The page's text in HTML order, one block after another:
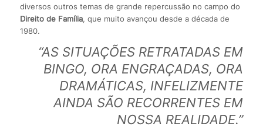
diversos outros temas de grande repercussão no campo do
Direito de Família, que muito avançou desde a década de
1980.
“AS SITUAÇÕES RETRATADAS EM
BINGO, ORA ENGRAÇADAS, ORA
DRAMÁTICAS, INFELIZMENTE
AINDA SÃO RECORRENTES EM
NOSSA REALIDADE.”